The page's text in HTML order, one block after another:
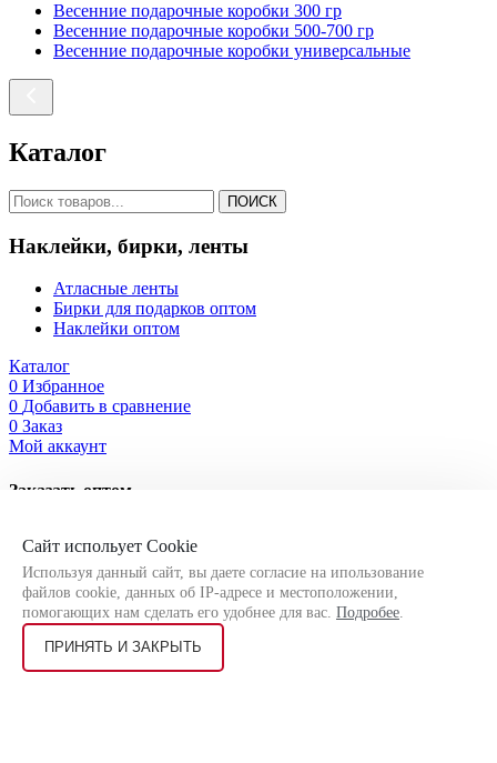
Сайт испольует Cookie
Используя данный сайт, вы даете согласие на ипользование
файлов cookie, данных об IP-адресе и местоположении,
помогающих нам сделать его удобнее для вас. Подробее.
ПРИНЯТЬ И ЗАКРЫТЬ
Весенние подарочные коробки 300 гр
Весенние подарочные коробки 500-700 гр
Весенние подарочные коробки универсальные
Каталог
ПОИСК
Наклейки, бирки, ленты
Атласные ленты
Бирки для подарков оптом
Наклейки оптом
Каталог
0 Избранное
0 Добавить в сравнение
0 Заказ
Мой аккаунт
Заказать оптом
с Вами!